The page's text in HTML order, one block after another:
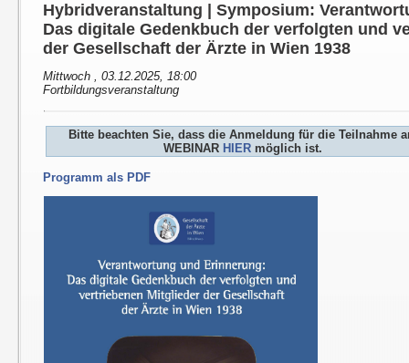
Hybridveranstaltung | Symposium:
Das digitale Gedenkbuch der verfolgten und
der Gesellschaft der Ärzte in Wien 1938
Mittwoch , 03.12.2025, 18:00
Fortbildungsveranstaltung
Bitte beachten Sie, dass die Anmeldung für die Teilnahme
WEBINAR HIER möglich ist.
Programm als PDF